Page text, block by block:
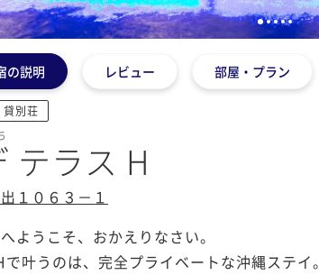
1 2345
の説明 レビュー 部屋・プラン
貸別荘
テラス H
１０６３－１
ようこそ、おかえりなさい。
叶うのは、完全プライベートな沖縄ステイ。